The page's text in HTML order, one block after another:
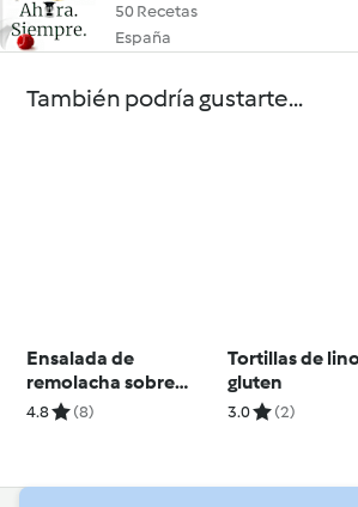
50 Recetas
España
También podría gustarte...
Ensalada de
remolacha sobre
tostada de pan
4.8 (8)
Tortillas de
gluten
3.0 (2)